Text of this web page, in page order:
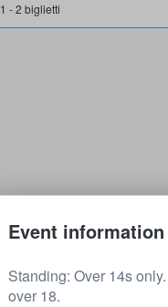
1 - 2 biglietti
Event information
Standing: Over 14s
over 18.